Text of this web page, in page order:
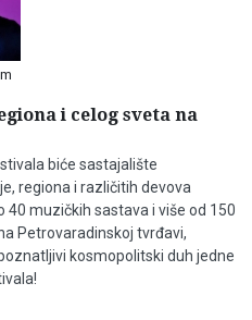
i celog sveta na
biće sastajalište
regiona i različitih devova
muzičkih sastava i više od 150
Petrovaradinskoj tvrđavi,
kosmopolitski duh jedne